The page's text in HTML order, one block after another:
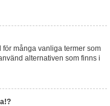
många vanliga termer som
alternativen som finns i